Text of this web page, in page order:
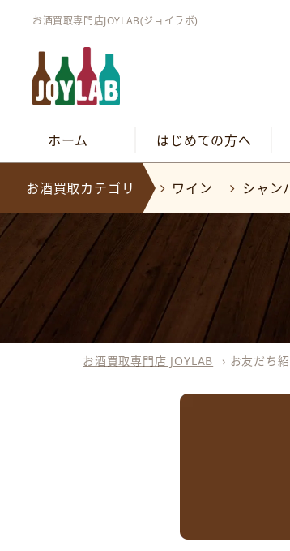
お酒買取専門店JOYLAB(ジョイラボ)
ホーム はじめての方へ
お酒買取カテゴリ ワイン シャン
お酒買取専門店 JOYLAB › お友だち